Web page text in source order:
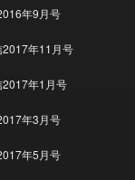
年9月号
2017年11月号
2017年1月号
年3月号
年5月号